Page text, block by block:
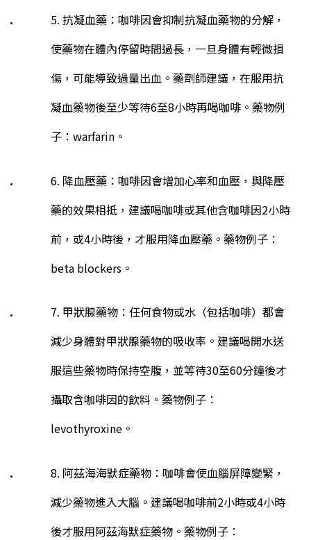
5. 抗凝血藥：咖啡因會抑制抗凝血藥物的分解，
使藥物在體內停留時間過長，一旦身體有輕微損
傷，可能導致過量出血。藥劑師建議，在服用抗
凝血藥物後至少等待6至8小時再喝咖啡。藥物例
子： warfarin 。
6. 降血壓藥：咖啡因會增加心率和血壓，與降壓
藥的效果相抵，建議喝咖啡或其他含咖啡因2小時
前，或4小時後，才服用降血壓藥。藥物例子：
beta blockers 。
7. 甲狀腺藥物：任何食物或水（包括咖啡）都會
減少身體對甲狀腺藥物的吸收率。建議喝開水送
服這些藥物時保持空腹，並等待30至60分鐘後才
攝取含咖啡因的飲料。藥物例子：
levothyroxine 。
8. 阿茲海海默症藥物：咖啡會使血腦屏障變緊，
減少藥物進入大腦。建議喝咖啡前2小時或4小時
後才服用阿茲海默症藥物。藥物例子：